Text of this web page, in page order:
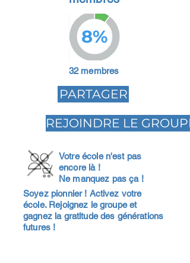
8%
32 membres
PARTAGER
REJOINDRE LE GROUPE
Votre école n'est pas
encore là !
Ne manquez pas ça !
Soyez pionnier ! Activez votre
école. Rejoignez le groupe et
gagnez la gratitude des générations
futures !